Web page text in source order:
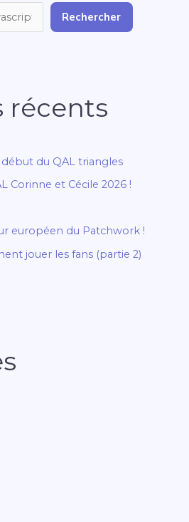
Rechercher
récents
du QAL triangles
Corinne et Cécile 2026 !
européen du Patchwork !
jouer les fans (partie 2)